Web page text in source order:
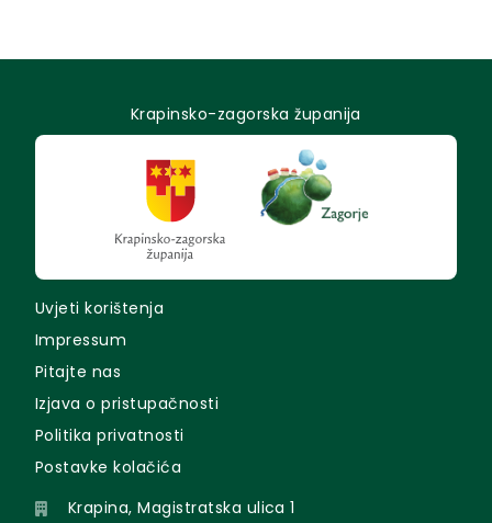
Krapinsko-zagorska županija
Uvjeti korištenja
Impressum
Pitajte nas
Izjava o pristupačnosti
Politika privatnosti
Postavke kolačića
Krapina, Magistratska ulica 1